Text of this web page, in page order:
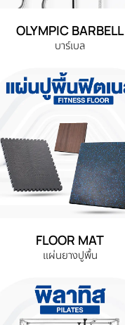
OLYMPIC BARBELL
บาร์เบล
FLOOR MAT
แผ่นยางปูพื้น